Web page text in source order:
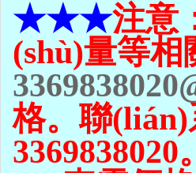
★★★注意
(shù)量等相
格。聯
3369838020